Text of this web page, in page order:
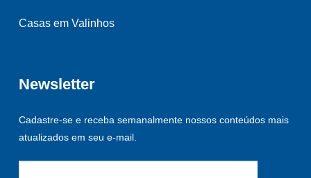
Casas em Valinhos
Newsletter
Cadastre-se e receba semanalmente nossos conteúdos mais
atualizados em seu e-mail.